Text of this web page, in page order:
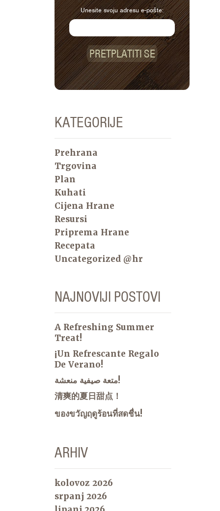
Unesite svoju adresu e-pošte:
PRETPLATITI SE
KATEGORIJE
Prehrana
Trgovina
Plan
Kuhati
Cijena Hrane
Resursi
Priprema Hrane
Recepata
Uncategorized @hr
NAJNOVIJI POSTOVI
A Refreshing Summer
Treat!
¡Un Refrescante Regalo
De Verano!
متعة صيفية منعشة!
清爽的夏日甜点！
ของขวัญฤดูร้อนที่สดชื่น!
ARHIV
kolovoz 2026
srpanj 2026